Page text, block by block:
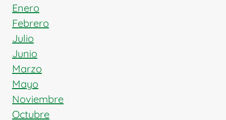
Enero
Febrero
Julio
Junio
Marzo
Mayo
Noviembre
Octubre